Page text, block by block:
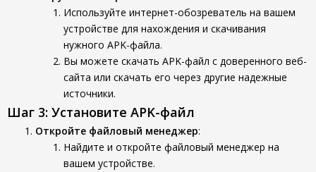
Используйте интернет-обозреватель на вашем
устройстве для нахождения и скачивания
нужного APK-файла.
Вы можете скачать APK-файл с доверенного веб-
сайта или скачать его через другие надежные
источники.
Шаг 3: Установите APK-файл
Откройте файловый менеджер:
Найдите и откройте файловый менеджер на
вашем устройстве.